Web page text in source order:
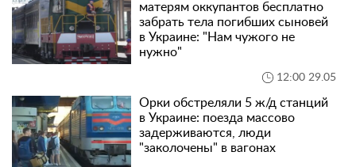
матерям оккупантов бесплатно
забрать тела погибших сыновей
в Украине: "Нам чужого не
нужно"
12:00 29.05
Орки обстреляли 5 ж/д станций
в Украине: поезда массово
задерживаются, люди
"заколочены" в вагонах